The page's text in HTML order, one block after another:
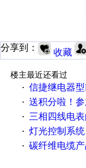
分享到： 收藏
楼主最近还看过
· 信捷继电器型
· 送积分啦！参加7月
· 三相四线电
· 灯光控制系统
· 碳纤维电缆